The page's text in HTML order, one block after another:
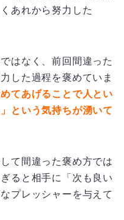
あれから努力した
はなく、前回間違った
した過程を褒めていま
てあげることで人とい
という気持ちが湧いて
て間違った褒め方では
ると相手に「次も良い
プレッシャーを与えて